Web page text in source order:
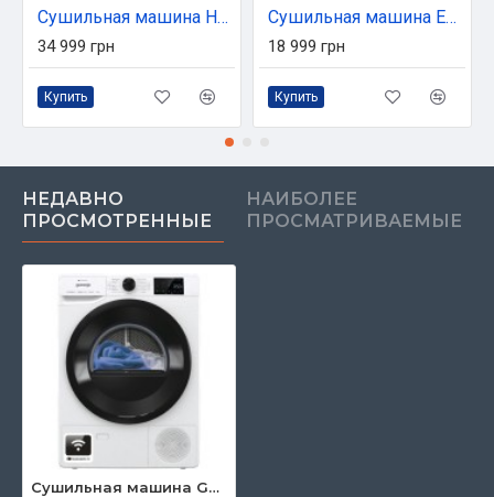
Сушильная машина Haier HD90-A3Q979U1-S
34 999 грн
Купить
Сушильная машина Edler EDF10HPD
18 999 грн
Купить
НЕДАВНО
ПРОСМОТРЕННЫЕ
НАИБОЛЕЕ
ПРОСМАТРИВАЕМЫЕ
Сушильная машина Gorenje DPNE 83 GNLWIFI/UA (DPNE83GNLWIFI/UA)